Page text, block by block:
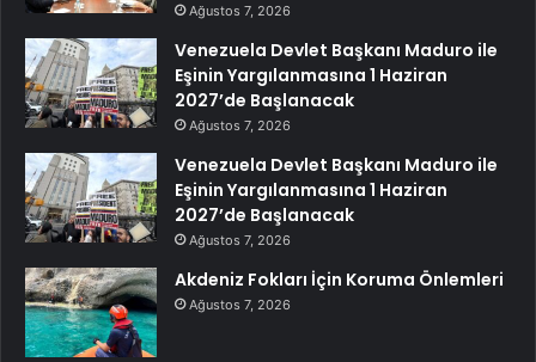
Ağustos 7, 2026
Venezuela Devlet Başkanı Maduro ile
Eşinin Yargılanmasına 1 Haziran
2027’de Başlanacak
Ağustos 7, 2026
Venezuela Devlet Başkanı Maduro ile
Eşinin Yargılanmasına 1 Haziran
2027’de Başlanacak
Ağustos 7, 2026
Akdeniz Fokları İçin Koruma Önlemleri
Ağustos 7, 2026